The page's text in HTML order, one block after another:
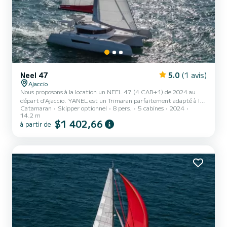
Neel 47 5.0 (1 avis)
Ajaccio
Nous proposons à la location un NEEL 47 (4 CAB+1) de 2024 au
départ d'Ajaccio. YANEL est un Trimaran parfaitement adapté à la
location. Ce NEEL 47 est très agréable à manœuvrer pour une
croisière d'une semaine ou plus. Le bateau dispose de 5 cabines tout
confort et une capacité d'embarcation de 8 personnes. Avec une
NEEL 47 (4 CAB+1) est pourvu de 3 to...
Catamaran Skipper optionnel 8 pers. 5 cabines
2024
14.2 m
à partir de $1 402,66